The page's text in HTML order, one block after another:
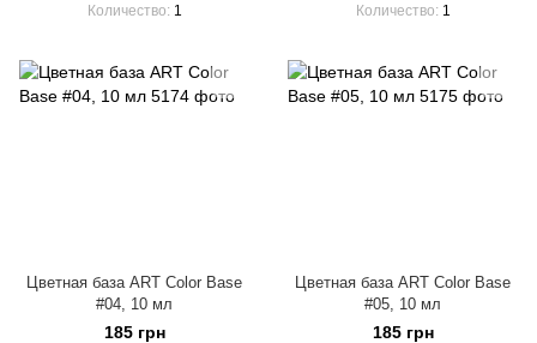
Количество 1
Количество 1
Цветная база ART Color Base
#04, 10 мл
185 грн
Цветная база ART Color Base
#05, 10 мл
185 грн